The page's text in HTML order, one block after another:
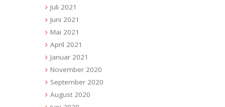
Juli 2021
Juni 2021
Mai 2021
April 2021
Januar 2021
November 2020
September 2020
August 2020